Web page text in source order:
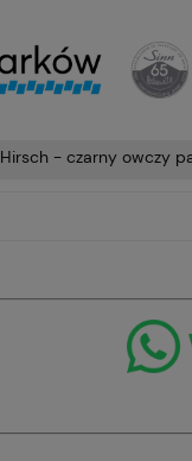
Hirsch - czarny owczy